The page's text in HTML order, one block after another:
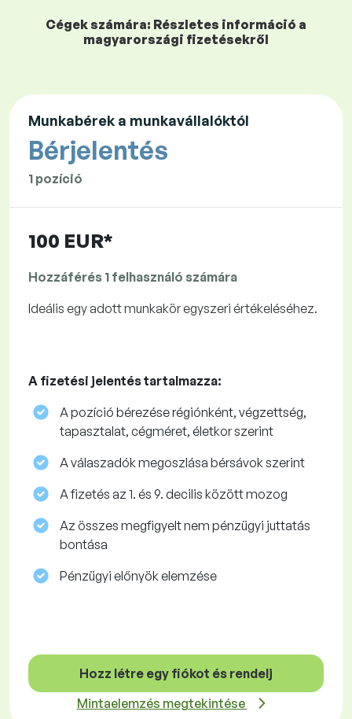
Cégek számára: Részletes információ a
magyarországi fizetésekről
Munkabérek a munkavállalóktól
Bérjelentés
1 pozíció
100 EUR*
Hozzáférés 1 felhasználó számára
Ideális egy adott munkakör egyszeri értékeléséhez.
A fizetési jelentés tartalmazza:
A pozíció bérezése régiónként, végzettség,
tapasztalat, cégméret, életkor szerint
A válaszadók megoszlása ​​bérsávok szerint
A fizetés az 1. és 9. decilis között mozog
Az összes megfigyelt nem pénzügyi juttatás
bontása
Pénzügyi előnyök elemzése
Hozz létre egy fiókot és rendelj
Mintaelemzés megtekintése